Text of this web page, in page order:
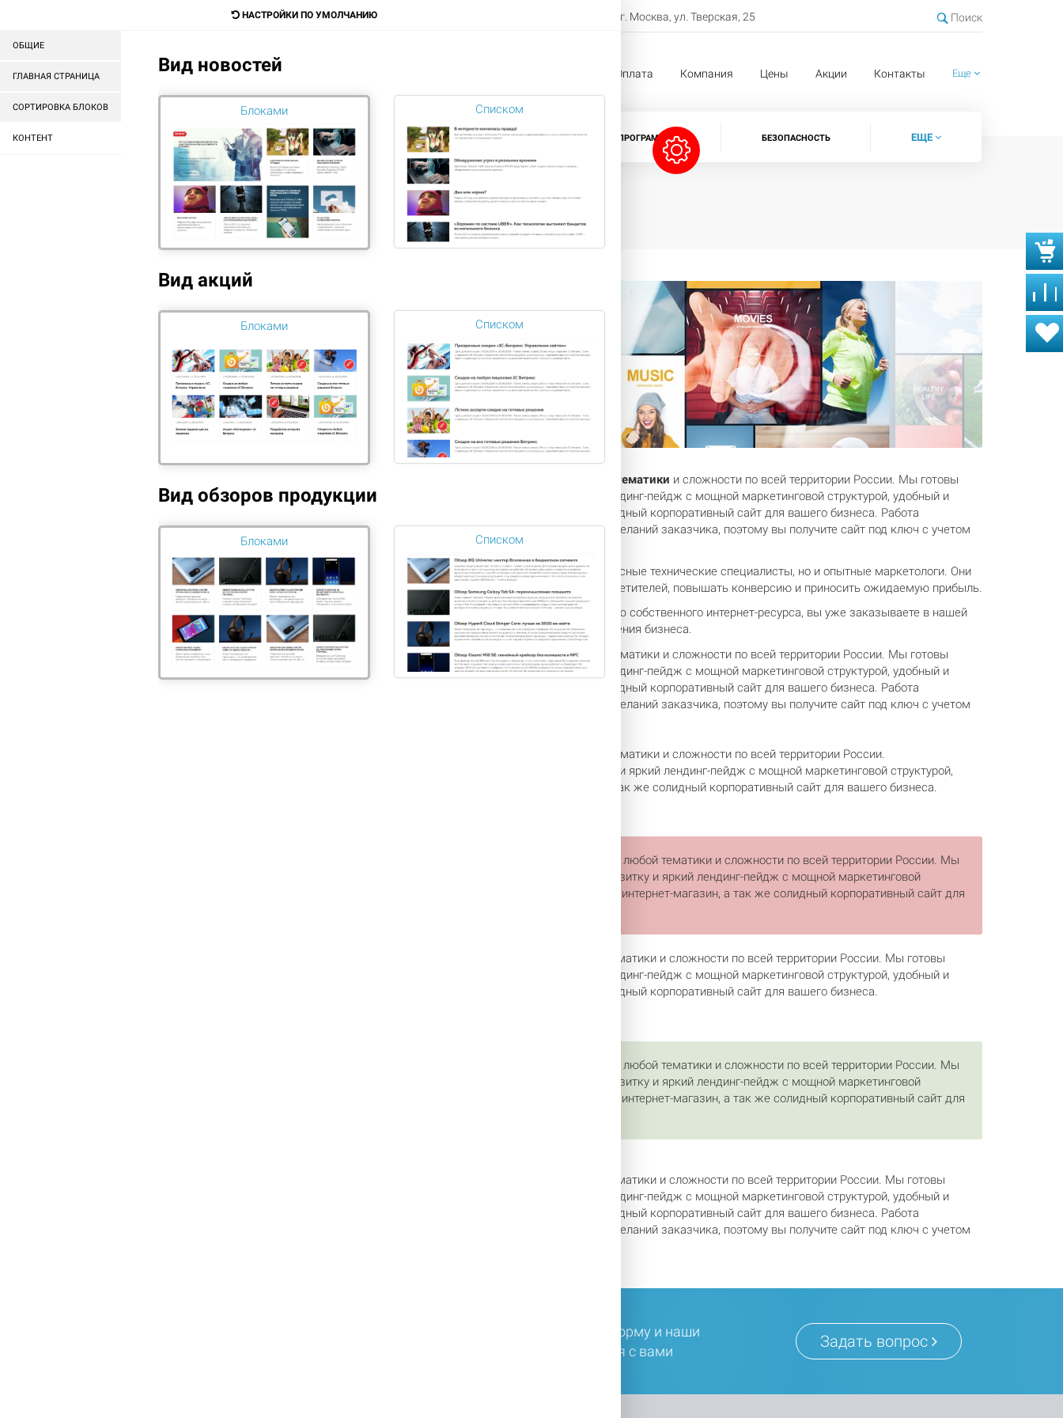
НАСТРОЙКИ ПО УМОЛЧАНИЮ
ОБЩИЕ
ГЛАВНАЯ СТРАНИЦА
СОРТИРОВКА БЛОКОВ
КОНТЕНТ
Вид новостей
Блоками Списком
Вид акций
Блоками Списком
Вид обзоров продукции
Блоками Списком
г. Москва, ул. Тверская, 25 Поиск
Digital-агентство для продажи
Оплата Компания Цены Акции Контакты Еще
ГОТОВЫЕ САЙТЫ ГОТОВЫЕ МАГАЗИНЫ CRM-СИСТЕМЫ ЛИЦЕНЗИИ БИТРИКС ПРОГРАММЫ 1С БЕЗОПАСНОСТЬ ЕЩЕ
УСЛУГИ ТЕХ.ПОДДЕРЖКА ГОТОВЫХ РЕШЕНИЙ
УСТАНОВКА САЙТОВ НА СЕРВЕР
ПРОДВИЖЕНИЕ САЙТА
ДИЗАЙН И БРЕНДИНГ
ДОРАБОТКА И НАПОЛНЕНИЕ САЙТА
Техническая поддержка и
Установка сайтов на сервер
НАША ЦЕЛЬ: Помочь бизнесу понять
желания целевой аудитории
Наша команда занимается созданием сайтов любой тематики и сложности по всей территории России. Мы готовы
разработать привлекательный сайт-визитку и яркий лендинг-пейдж с мощной маркетинговой структурой, удобный и
многофункциональный интернет-магазин, а так же солидный корпоративный сайт для вашего бизнеса. Работа
начинается только после выявления целей, задач и пожеланий заказчика, поэтому вы получите сайт под ключ с учетом
любых индивидуальных запросов и потребностей.
Профессионалы команды– это не только высококлассные технические специалисты, но и опытные маркетологи. Они
знают, как сделать сайт, который будет привлекать посетителей, повышать конверсию и приносить ожидаемую прибыль.
Пока ваши конкуренты размышляютнад значимостью собственного интернет-ресурса, вы уже заказываете в нашей
компании эффективную онлайн-площадку для продвижения бизнеса.
Наша команда занимается созданием сайтов любой тематики и сложности по всей территории России. Мы готовы
разработать привлекательный сайт-визитку и яркий лендинг-пейдж с мощной маркетинговой структурой, удобный и
многофункциональный интернет-магазин, а так же солидный корпоративный сайт для вашего бизнеса. Работа
начинается только после выявления целей, задач и пожеланий заказчика, поэтому вы получите сайт под ключ с учетом
Наша команда занимается созданием сайтов любой тематики и сложности по всей территории России.
Мы готовы разработать привлекательный сайт-визитку и яркий лендинг-пейдж с мощной маркетинговой структурой,
удобный и многофункциональный интернет-магазин, а так же солидный корпоративный сайт для вашего бизнеса.
Наша команда занимается созданием сайтов любой тематики и сложности по всей территории России. Мы
готовы разработать привлекательный сайт-визитку и яркий лендинг-пейдж с мощной маркетинговой
структурой, удобный и многофункциональный интернет-магазин, а так же солидный корпоративный сайт для
Наша команда занимается созданием сайтов любой тематики и сложности по всей территории России. Мы готовы
разработать привлекательный сайт-визитку и яркий лендинг-пейдж с мощной маркетинговой структурой, удобный и
многофункциональный интернет-магазин, а так же солидный корпоративный сайт для вашего бизнеса.
Наша команда занимается созданием сайтов любой тематики и сложности по всей территории России. Мы
готовы разработать привлекательный сайт-визитку и яркий лендинг-пейдж с мощной маркетинговой
структурой, удобный и многофункциональный интернет-магазин, а так же солидный корпоративный сайт для
Наша команда занимается созданием сайтов любой тематики и сложности по всей территории России. Мы готовы
разработать привлекательный сайт-визитку и яркий лендинг-пейдж с мощной маркетинговой структурой, удобный и
многофункциональный интернет-магазин, а так же солидный корпоративный сайт для вашего бизнеса. Работа
начинается только после выявления целей, задач и пожеланий заказчика, поэтому вы получите сайт под ключ с учетом
Если у вас остались вопросы, заполните форму и наши
специалисты в ближайшее время свяжутся с вами
Задать вопрос